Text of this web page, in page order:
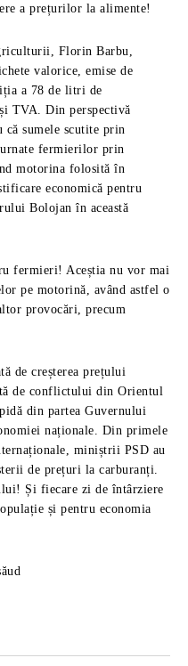
a prețurilor la alimente!
Florin Barbu,
valorice, emise de
a 78 de litri de
TVA. Din perspectivă
că sumele scutite prin
fermierilor prin
motorina folosită în
economică pentru
Bolojan în această
fermieri! Aceștia nu vor mai
pe motorină, având astfel o
provocări, precum
de creșterea prețului
de conflictului din Orientul
din partea Guvernului
naționale. Din primele
miniștrii PSD au
de prețuri la carburanți.
Și fiecare zi de întârziere
și pentru economia